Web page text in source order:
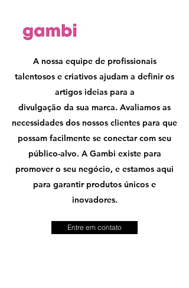
A nossa equipe de profissionais
talentosos e criativos ajudam a definir os
artigos ideias para a
divulgação da sua marca. Avaliamos as
necessidades dos nossos clientes para que
possam facilmente se conectar com seu
público-alvo. A Gambi existe para
promover o seu negócio, e estamos aqui
para garantir produtos únicos e
inovadores.
Entre em contato